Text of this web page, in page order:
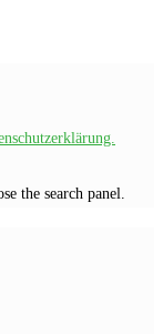
the search panel.